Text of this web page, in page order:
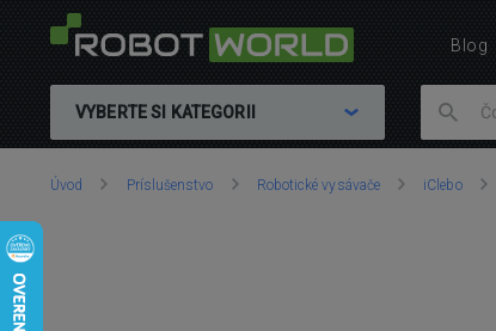
VYBERTE SI KATEGORII
Nachádzate
Úvod Príslušenstvo Robotické vysávače iClebo
Blog